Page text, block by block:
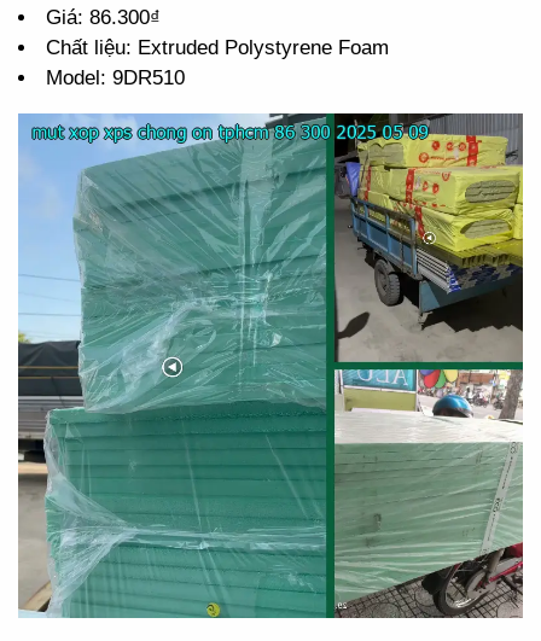
Giá: 86.300₫
Chất liệu: Extruded Polystyrene Foam
Model: 9DR510